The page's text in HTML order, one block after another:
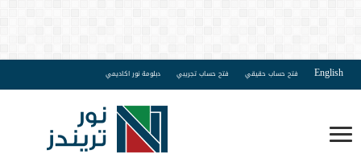
English فتح حساب حقيقي فتح حساب تجريبي دبلومة نور اكاديمي